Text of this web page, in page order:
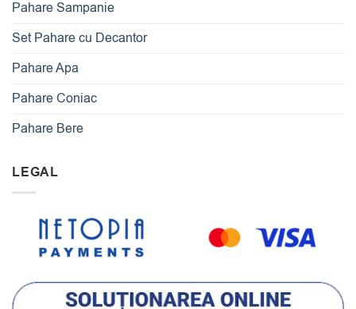
Pahare Sampanie
Set Pahare cu Decantor
Pahare Apa
Pahare Coniac
Pahare Bere
LEGAL